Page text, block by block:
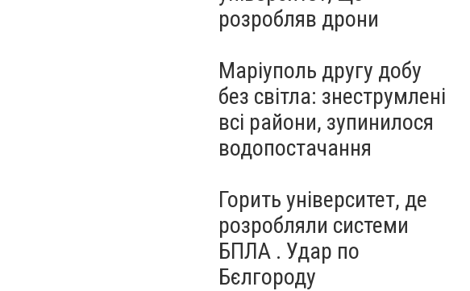
розробляв дрони
Маріуполь другу добу
без світла: знеструмлені
всі райони, зупинилося
водопостачання
Горить університет, де
розробляли системи
БПЛА . Удар по
Бєлгороду